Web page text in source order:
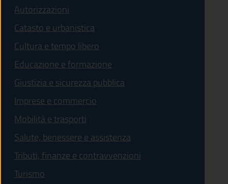
Autorizzazioni
Catasto e urbanistica
Cultura e tempo libero
Educazione e formazione
Giustizia e sicurezza pubblica
Imprese e commercio
Mobilità e trasporti
Salute, benessere e assistenza
Tributi, finanze e contravvenzioni
Turismo